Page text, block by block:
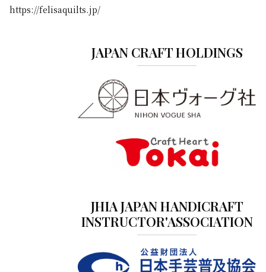
https://felisaquilts.jp/
JAPAN CRAFT HOLDINGS
JHIA JAPAN HANDICRAFT
INSTRUCTOR'ASSOCIATION